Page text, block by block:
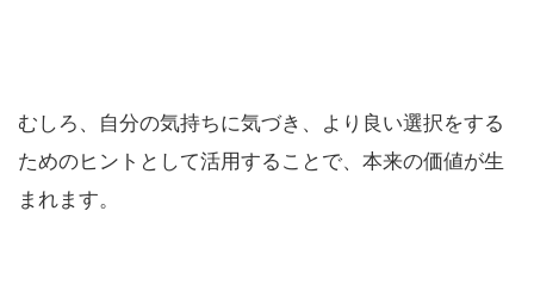
むしろ、自分の気持ちに気づき、より良い選択をする
ためのヒントとして活用することで、本来の価値が生
まれます。